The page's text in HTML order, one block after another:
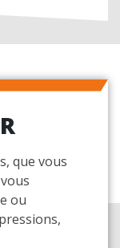
que vous
ou